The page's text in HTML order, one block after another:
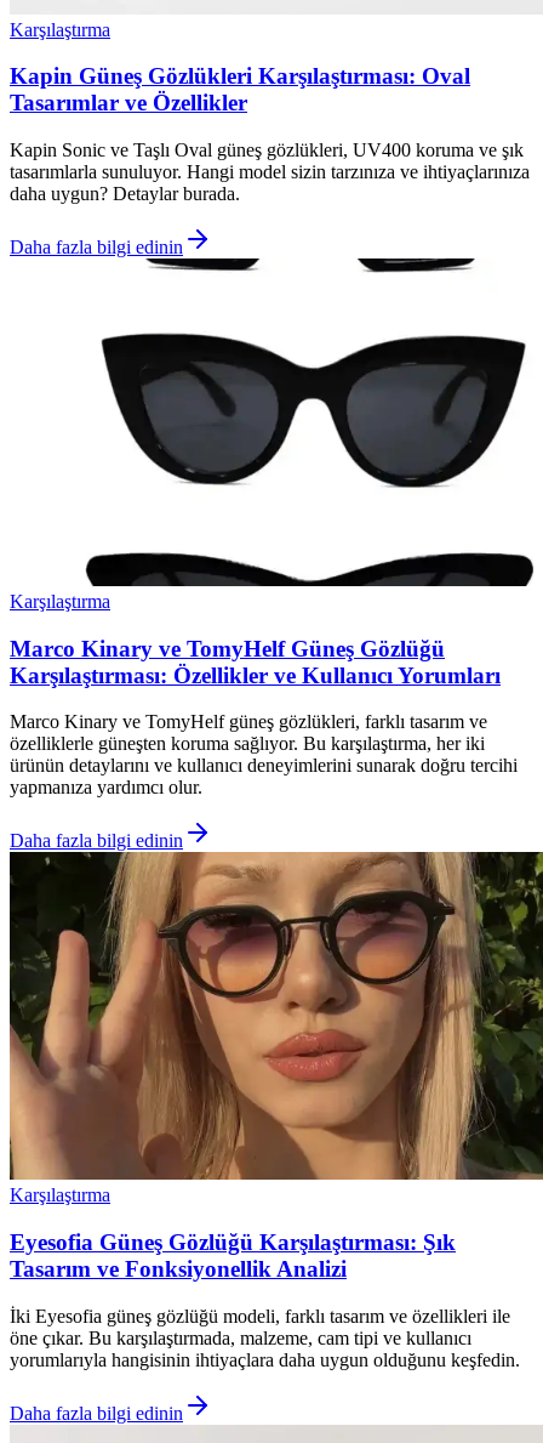
Karşılaştırma
Kapin Güneş Gözlükleri Karşılaştırması: Oval
Tasarımlar ve Özellikler
Kapin Sonic ve Taşlı Oval güneş gözlükleri, UV400 koruma ve şık
tasarımlarla sunuluyor. Hangi model sizin tarzınıza ve ihtiyaçlarınıza
daha uygun? Detaylar burada.
Daha fazla bilgi edinin
Karşılaştırma
Marco Kinary ve TomyHelf Güneş Gözlüğü
Karşılaştırması: Özellikler ve Kullanıcı Yorumları
Marco Kinary ve TomyHelf güneş gözlükleri, farklı tasarım ve
özelliklerle güneşten koruma sağlıyor. Bu karşılaştırma, her iki
ürünün detaylarını ve kullanıcı deneyimlerini sunarak doğru tercihi
yapmanıza yardımcı olur.
Daha fazla bilgi edinin
Karşılaştırma
Eyesofia Güneş Gözlüğü Karşılaştırması: Şık
Tasarım ve Fonksiyonellik Analizi
İki Eyesofia güneş gözlüğü modeli, farklı tasarım ve özellikleri ile
öne çıkar. Bu karşılaştırmada, malzeme, cam tipi ve kullanıcı
yorumlarıyla hangisinin ihtiyaçlara daha uygun olduğunu keşfedin.
Daha fazla bilgi edinin